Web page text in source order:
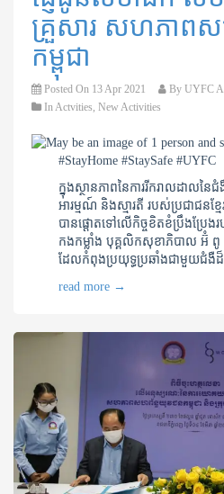
គ្រួសារ សហភាព
កម្ពុជា
Posted On 13 Apr 2021 By UYFC
In Actvities New Activities
#StayHome #StaySafe #UYFC
ក្នុងស្ថានភាពនៃការរីករាលដាលន
អារម្មណ៍ និងស្មារតី របស់ប្រជាជនខ្ម
បានផ្តោតទៅលើកិច្ចខិតខំប្រឹងប្រែងរ
កងកម្លាំង បុគ្គលិកសុខាភិបាល អ៊ំ
ដែលកំពុងប្រយុទ្ធប្រឆាំងជាមួយជំងឺដ៏
read more →